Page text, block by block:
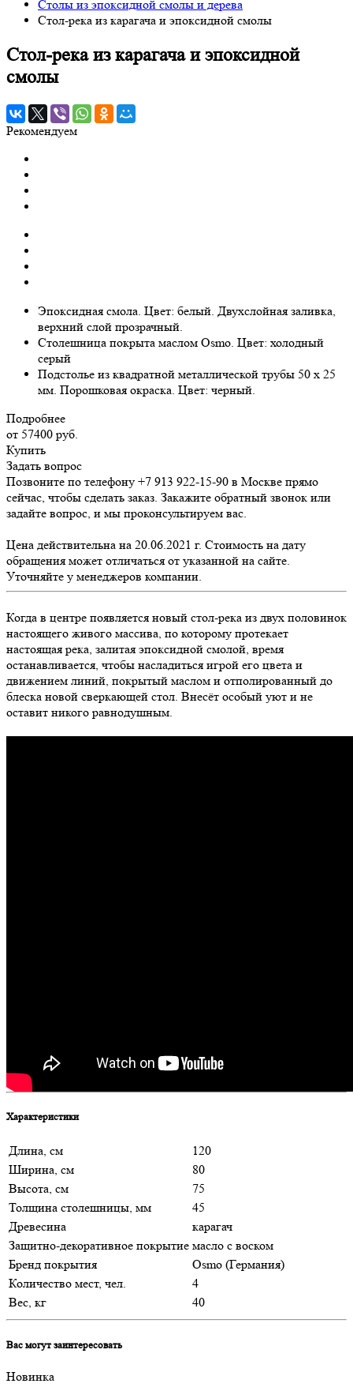
Столы из эпоксидной смолы и дерева
Стол-река из карагача и эпоксидной смолы
Стол-река из карагача и эпоксидной
смолы
Рекомендуем
Эпоксидная смола. Цвет: белый. Двухслойная заливка,
верхний слой прозрачный.
Столешница покрыта маслом Osmo. Цвет: холодный
серый
Подстолье из квадратной металлической трубы 50 х 25
мм. Порошковая окраска. Цвет: черный.
Подробнее
от 57400 руб.
Купить
Задать вопрос
Позвоните по телефону +7 913 922-15-90 в Москве прямо
сейчас, чтобы сделать заказ. Закажите обратный звонок или
задайте вопрос, и мы проконсультируем вас.
Цена действительна на 20.06.2021 г. Стоимость на дату
обращения может отличаться от указанной на сайте.
Уточняйте у менеджеров компании.
Когда в центре появляется новый стол-река из двух половинок
настоящего живого массива, по которому протекает
настоящая река, залитая эпоксидной смолой, время
останавливается, чтобы насладиться игрой его цвета и
движением линий, покрытый маслом и отполированный до
блеска новой сверкающей стол. Внесёт особый уют и не
оставит никого равнодушным.
Характеристики
Длина, см
120
Ширина, см
80
Высота, см
75
Толщина столешницы, мм
45
Древесина
карагач
Защитно-декоративное покрытие масло с воском
Бренд покрытия
Osmo (Германия)
Количество мест, чел.
4
Вес, кг
40
Вас могут заинтересовать
Новинка